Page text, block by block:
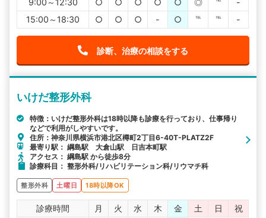
9:00～12:30 ○ ○ ○ ○ ○ ◎ ℡
-
15:00～18:30
○ ○ ○ - ○ ℡ ℡ -
診断、治療の相談をする
いけだ整形外科
特徴：いけだ整形外科は18時以降も診療を行っており、仕事帰り
などで利用がしやすいです。
住所：神奈川県横浜市港北区樽町2丁目6-40T-PLATZ2F
最寄り駅： 綱島駅 大倉山駅 日吉本町駅
アクセス： 綱島駅 から徒歩8分
診療科目： 整形外科/リハビリテーション科/リウマチ科
整形外科 土曜日 18時以降OK
診療時間 月 火 水 木 金 土 日
祝